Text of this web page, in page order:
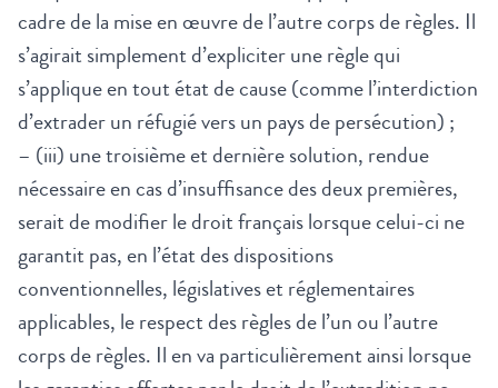
cadre de la mise en œuvre de l’autre corps de règles. Il
s’agirait simplement d’expliciter une règle qui
s’applique en tout état de cause (comme l’interdiction
d’extrader un réfugié vers un pays de persécution) ;
– (iii) une troisième et dernière solution, rendue
nécessaire en cas d’insuffisance des deux premières,
serait de modifier le droit français lorsque celui-ci ne
garantit pas, en l’état des dispositions
conventionnelles, législatives et réglementaires
applicables, le respect des règles de l’un ou l’autre
corps de règles. Il en va particulièrement ainsi lorsque